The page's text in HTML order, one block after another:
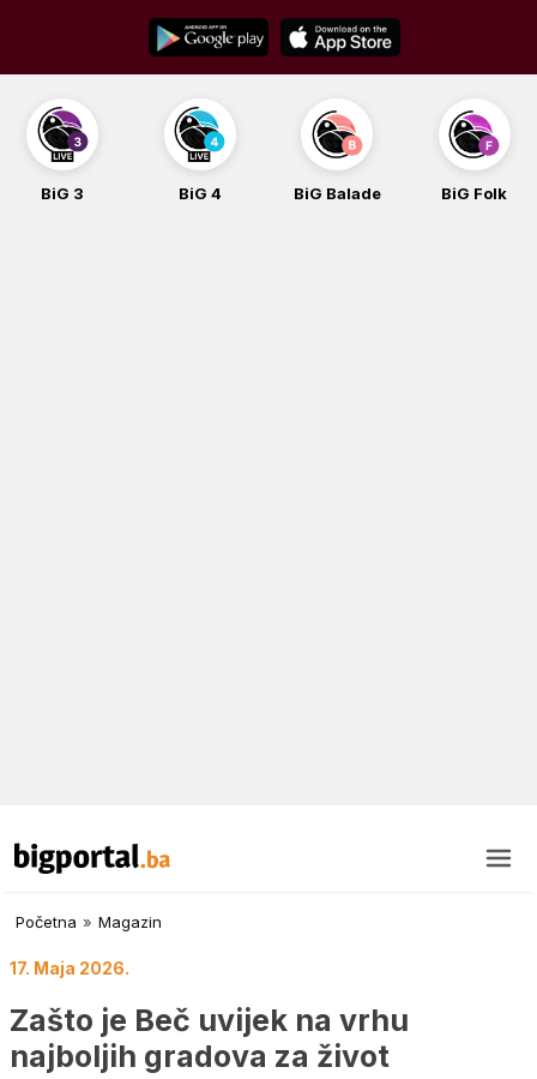
content
BiG 3 BiG 4 BiG Balade BiG Folk
Početna » Magazin
17. Maja 2026.
Zašto je Beč uvijek na vrhu
najboljih gradova za život